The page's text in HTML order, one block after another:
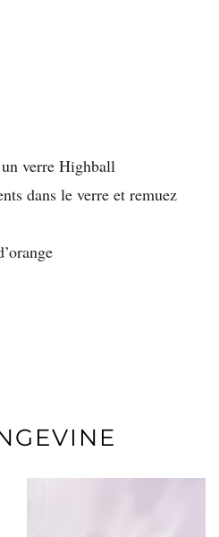
verre Highball
dans le verre et remuez